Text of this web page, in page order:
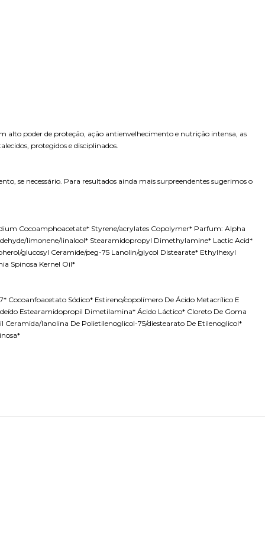
alto poder de proteção, ação antienvelhecimento e nutrição intensa, as
protegidos e disciplinados.
se necessário. Para resultados ainda mais surpreendentes sugerimos o
Cocoamphoacetate* Styrene/acrylates Copolymer* Parfum: Alpha
limonene/linalool* Stearamidopropyl Dimethylamine* Lactic Acid*
glucosyl Ceramide/peg-75 Lanolin/glycol Distearate* Ethylhexyl
Spinosa Kernel Oil*
Sódico* Estireno/copolímero De Ácido Metacrílico E
Estearamidopropil Dimetilamina* Ácido Láctico* Cloreto De Goma
lanolina De Polietilenoglicol-75/diestearato De Etilenoglicol*